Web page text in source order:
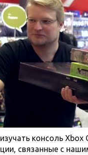
изучать консоль
связанные с